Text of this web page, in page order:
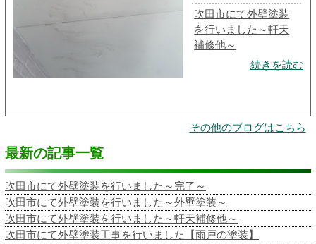
吹田市にて外壁塗装
を行いました～軒天
補修他～
続きを読む
その他のブログはこちら
最新の記事一覧
吹田市にて外壁塗装を行いました～完了～
吹田市にて外壁塗装を行いました～外壁塗装～
吹田市にて外壁塗装を行いました～軒天補修他～
吹田市にて外壁塗装工事を行いました【雨戸の塗装】